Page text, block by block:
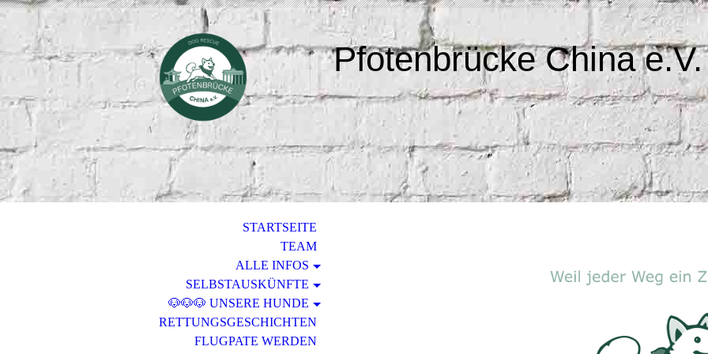
Pfotenbrücke China
STARTSEITE
TEAM
ALLE INFOS
SELBSTAUSKÜNFTE
🐶🐶🐶 UNSERE HUNDE
RETTUNGSGESCHICHTEN
FLUGPATE WERDEN